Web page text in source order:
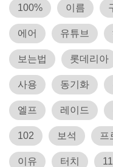
100% 이름
에어 유튜브
보는법 롯데리아
사용 동기화
엘프 레이드
102 보석 프
이유 터치 11